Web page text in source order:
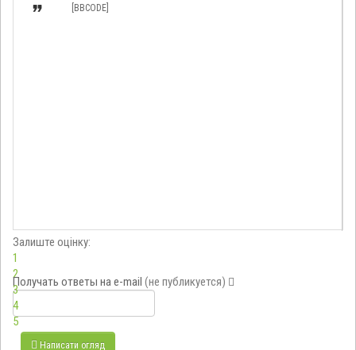
 [BBCODE]
Залиште оцінку:
1
2
3
4
5
Получать ответы на e-mail (не публикуется)
Написати огляд